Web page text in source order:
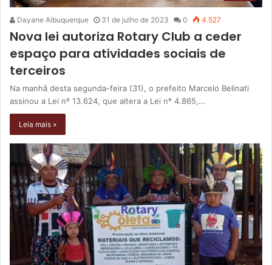
Dayane Albuquerque 31 de julho de 2023 0 4.527
Nova lei autoriza Rotary Club a ceder
espaço para atividades sociais de
terceiros
Na manhã desta segunda-feira (31), o prefeito Marcelo Belinati
assinou a Lei nº 13.624, que altera a Lei nº 4.865,…
Leia mais »